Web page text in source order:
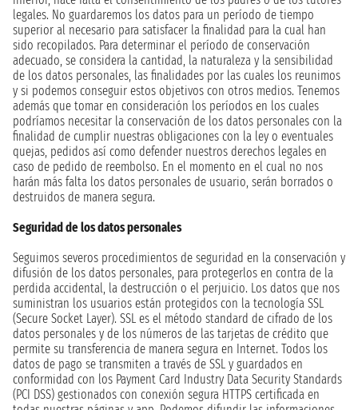
legales. No guardaremos los datos para un período de tiempo
superior al necesario para satisfacer la finalidad para la cual han
sido recopilados. Para determinar el período de conservación
adecuado, se considera la cantidad, la naturaleza y la sensibilidad
de los datos personales, las finalidades por las cuales los reunimos
y si podemos conseguir estos objetivos con otros medios. Tenemos
además que tomar en consideración los períodos en los cuales
podríamos necesitar la conservación de los datos personales con la
finalidad de cumplir nuestras obligaciones con la ley o eventuales
quejas, pedidos así como defender nuestros derechos legales en
caso de pedido de reembolso. En el momento en el cual no nos
harán más falta los datos personales de usuario, serán borrados o
destruidos de manera segura.
Seguridad de los datos personales
Seguimos severos procedimientos de seguridad en la conservación y
difusión de los datos personales, para protegerlos en contra de la
perdida accidental, la destrucción o el perjuicio. Los datos que nos
suministran los usuarios están protegidos con la tecnología SSL
(Secure Socket Layer). SSL es el método standard de cifrado de los
datos personales y de los números de las tarjetas de crédito que
permite su transferencia de manera segura en Internet. Todos los
datos de pago se transmiten a través de SSL y guardados en
conformidad con los Payment Card Industry Data Security Standards
(PCI DSS) gestionados con conexión segura HTTPS certificada en